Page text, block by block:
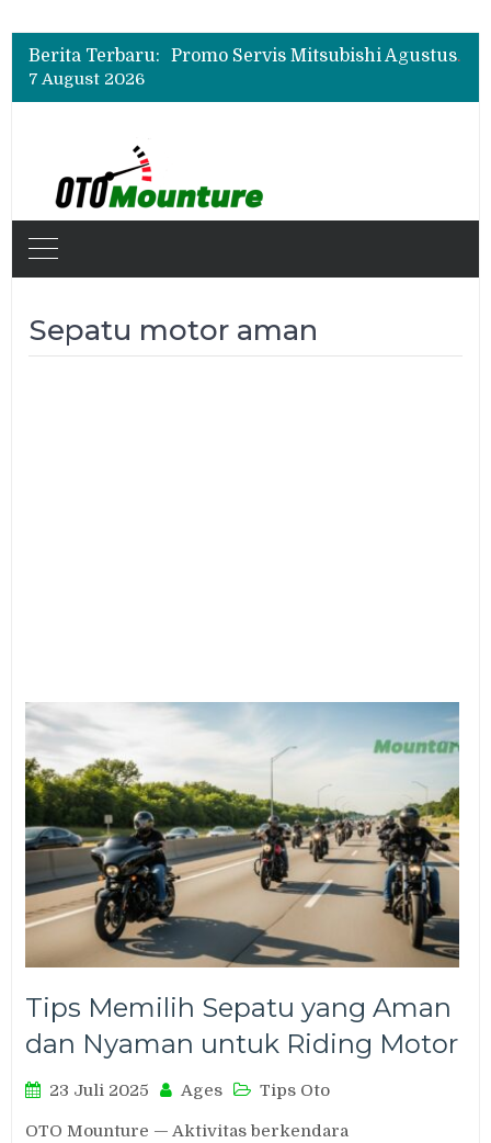
Berita Terbaru:
Bukan Cuma Layar 14,6 Inci, Ini Fitur Pintar Changan Nevo Q05 yang Dibanderol Rp309 Juta
Promo Servis Mitsubishi Agustus 2026, Ada Diskon ESP dan Bodi & Cat Kilau Merdeka
Bukan Cuma Layar 14,6 Inci, Ini Fitur Pintar Changan Nevo Q05 yang Dibanderol Rp309 Juta
7 August 2026
Sepatu motor aman
Tips Memilih Sepatu yang Aman
dan Nyaman untuk Riding Motor
23 Juli 2025 Ages Tips Oto
OTO Mounture — Aktivitas berkendara